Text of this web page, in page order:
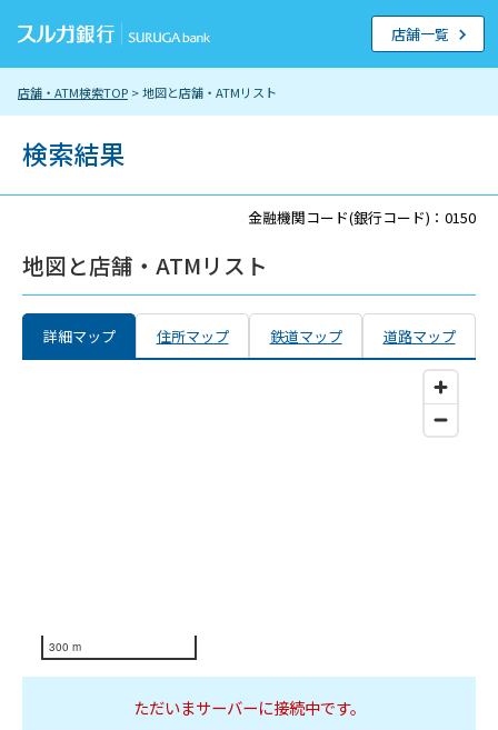
店舗・ATM検索TOP > 地図と店舗・ATMリスト
店舗一覧
検索結果
金融機関コード(銀行コード)：0150
地図と店舗・ATMリスト
詳細マップ 住所マップ 鉄道マップ 道路マップ
300 m
ただいまサーバーに接続中です。